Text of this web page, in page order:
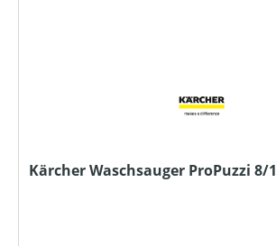
Kärcher Waschsauger ProPuzzi 8/1